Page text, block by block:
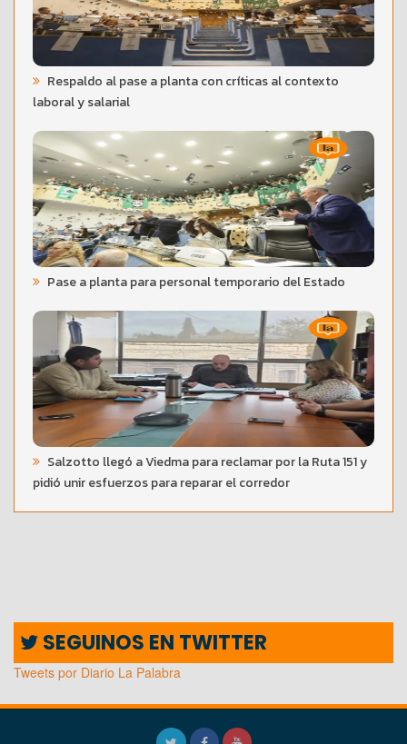
Respaldo al pase a planta con críticas al contexto
laboral y salarial
Pase a planta para personal temporario del Estado
Salzotto llegó a Viedma para reclamar por la Ruta 151 y
pidió unir esfuerzos para reparar el corredor
SEGUINOS EN TWITTER
Tweets por Diario La Palabra